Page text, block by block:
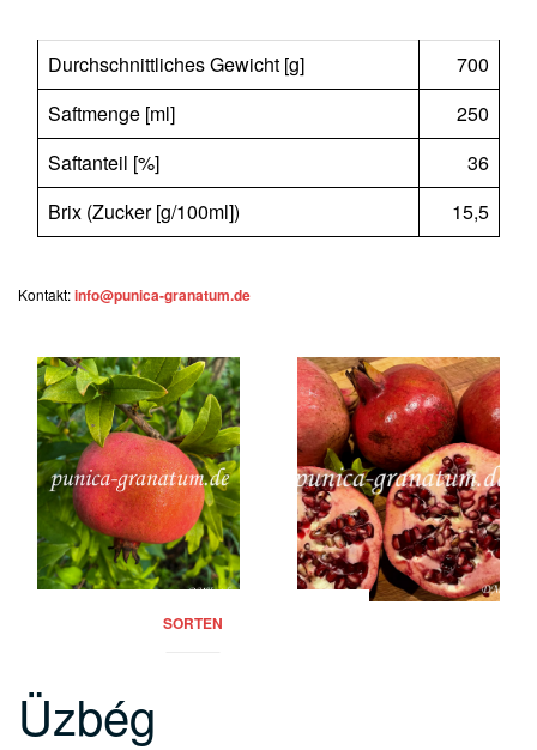
Durchschnittliches Gewicht [g]
700
Saftmenge [ml]
250
Saftanteil [%]
36
Brix (Zucker [g/100ml])
15,5
Kontakt:info@punica-granatum.de
SORTEN
Üzbég